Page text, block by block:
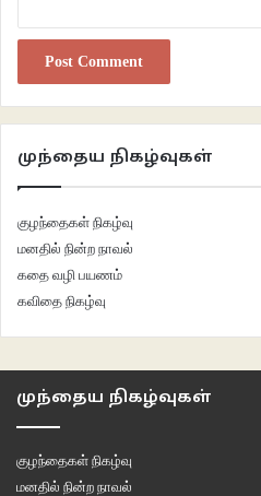
முந்தைய நிகழ்வுகள்
குழந்தைகள் நிகழ்வு
மனதில் நின்ற நாவல்
கதை வழி பயணம்
கவிதை நிகழ்வு
முந்தைய நிகழ்வுகள்
குழந்தைகள் நிகழ்வு
மனதில் நின்ற நாவல்